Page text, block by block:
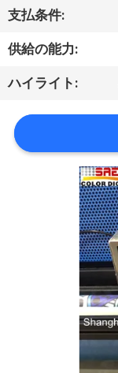
報
案
内
支払条件:
供給の能力:
ハイライト: